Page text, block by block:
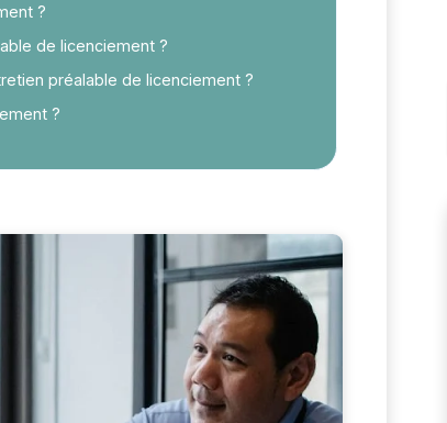
?
de licenciement ?
préalable de licenciement ?
?